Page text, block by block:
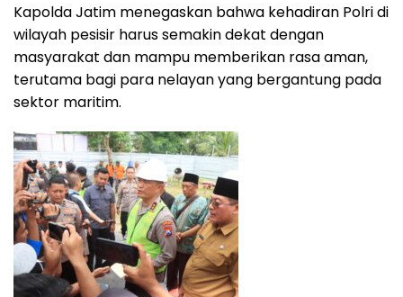
Kapolda Jatim menegaskan bahwa kehadiran Polri di
wilayah pesisir harus semakin dekat dengan
masyarakat dan mampu memberikan rasa aman,
terutama bagi para nelayan yang bergantung pada
sektor maritim.